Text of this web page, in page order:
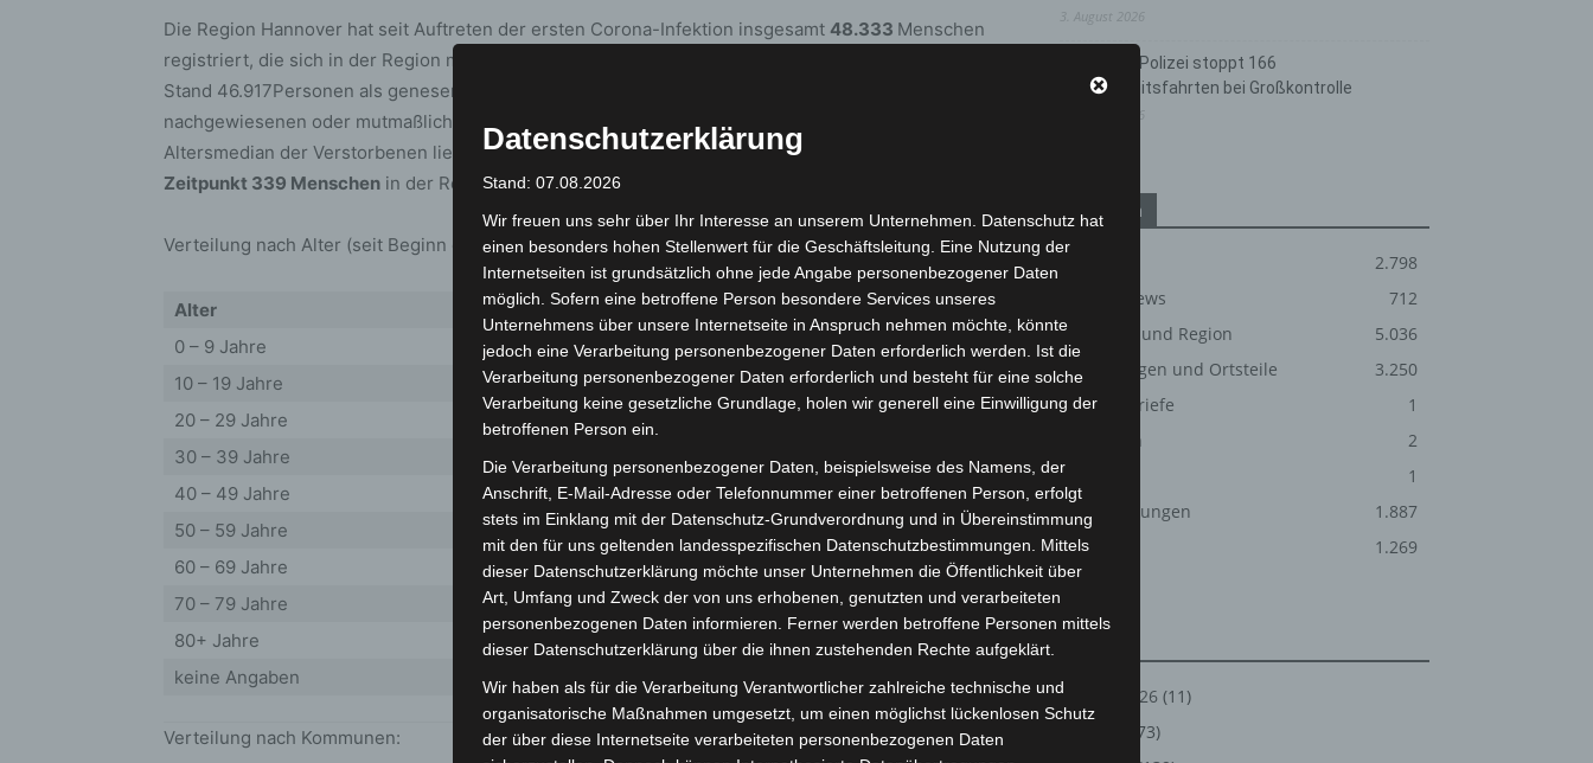
Die Region Hannover hat seit Auftreten der ersten Corona-Infektion insgesamt 48.333 Menschen
registriert, die sich in der Region mit dem Coronavirus infiziert haben. Davon sind zum heutigen
Stand 46.917Personen als genesen aufgeführt.
nachgewiesenen oder mutmaßlichen Corona-Infektion in der Region verstorben; der
Altersmedian der Verstorbenen liegt bei 84 Jahren. Somit sind zum jetzigen
Zeitpunkt 339 Menschen in der Region infiziert. + + +
Verteilung nach Alter (seit Beginn der Erfassung):
Alter
Fallzahl Gesamt seit Ausbruch
0 – 9 Jahre
3508
10 – 19 Jahre
5551
20 – 29 Jahre
8304
30 – 39 Jahre
40 – 49 Jahre
6890
50 – 59 Jahre
6719
60 – 69 Jahre
3614
70 – 79 Jahre
2076
80+ Jahre
3410
keine Angaben
642
Verteilung nach Kommunen:
3. August 2026
Hannover: Polizei stoppt 166
Trunkenheitsfahrten bei Großkontrolle
Kategorien
2.798
Corona-News
712
Hannover und Region
5.036
Langenhagen und Ortsteile
3.250
Leserbriefe
1
Menschen
2
Über uns
1
Veranstaltungen
1.887
Welt
1.269
August 2026 (11)
(73)
Datenschutzerklärung
Stand: 07.08.2026
Wir freuen uns sehr über Ihr Interesse an unserem Unternehmen. Datenschutz hat
einen besonders hohen Stellenwert für die Geschäftsleitung. Eine Nutzung der
Internetseiten ist grundsätzlich ohne jede Angabe personenbezogener Daten
möglich. Sofern eine betroffene Person besondere Services unseres
Unternehmens über unsere Internetseite in Anspruch nehmen möchte, könnte
jedoch eine Verarbeitung personenbezogener Daten erforderlich werden. Ist die
Verarbeitung personenbezogener Daten erforderlich und besteht für eine solche
Verarbeitung keine gesetzliche Grundlage, holen wir generell eine Einwilligung der
betroffenen Person ein.
Die Verarbeitung personenbezogener Daten, beispielsweise des Namens, der
Anschrift, E-Mail-Adresse oder Telefonnummer einer betroffenen Person, erfolgt
stets im Einklang mit der Datenschutz-Grundverordnung und in Übereinstimmung
mit den für uns geltenden landesspezifischen Datenschutzbestimmungen. Mittels
dieser Datenschutzerklärung möchte unser Unternehmen die Öffentlichkeit über
Art, Umfang und Zweck der von uns erhobenen, genutzten und verarbeiteten
personenbezogenen Daten informieren. Ferner werden betroffene Personen mittels
dieser Datenschutzerklärung über die ihnen zustehenden Rechte aufgeklärt.
Wir haben als für die Verarbeitung Verantwortlicher zahlreiche technische und
organisatorische Maßnahmen umgesetzt, um einen möglichst lückenlosen Schutz
der über diese Internetseite verarbeiteten personenbezogenen Daten